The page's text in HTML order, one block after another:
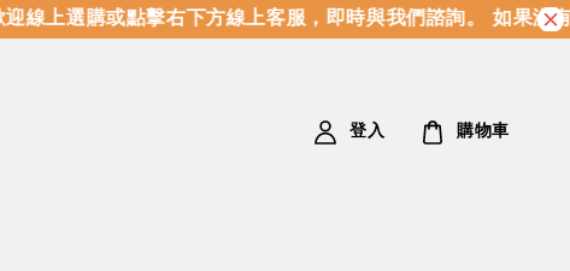
上選購或點擊右下方線上客服，即時與我們諮詢。 如果沒有
登入 購物車